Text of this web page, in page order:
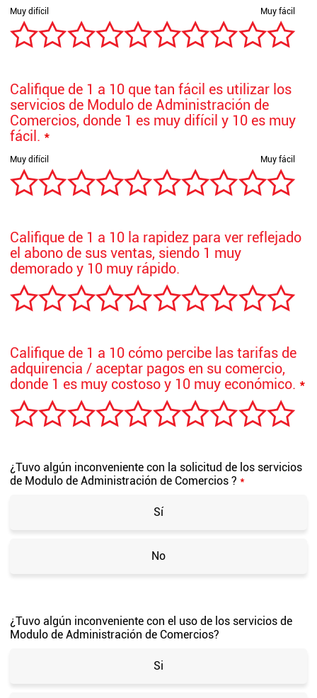
Califique de 1 a 10 que tan fácil es utilizar los
servicios de Modulo de Administración de
Comercios, donde 1 es muy difícil y 10 es muy
fácil. *
Califique de 1 a 10 la rapidez para ver reflejado
el abono de sus ventas, siendo 1 muy
demorado y 10 muy rápido.
Califique de 1 a 10 cómo percibe las tarifas de
adquirencia / aceptar pagos en su comercio,
donde 1 es muy costoso y 10 muy económico. *
¿Tuvo algún inconveniente con la solicitud de los servicios
de Modulo de Administración de Comercios ? *
Sí
No
¿Tuvo algún inconveniente con el uso de los servicios de
Modulo de Administración de Comercios?
Si